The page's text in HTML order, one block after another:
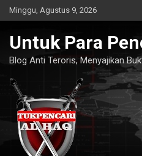
Skip
to
Minggu, Agustus 9, 2026
Untuk Para
Blog Anti Teroris, Menyajikan